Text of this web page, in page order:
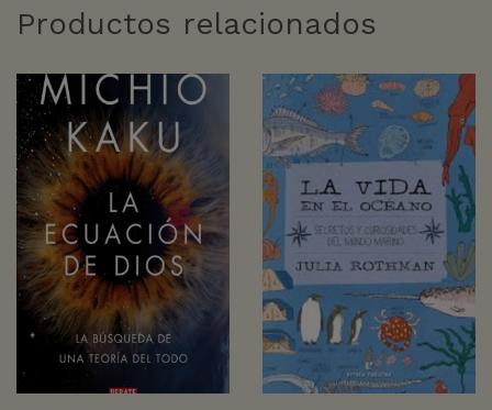
Productos relacionados